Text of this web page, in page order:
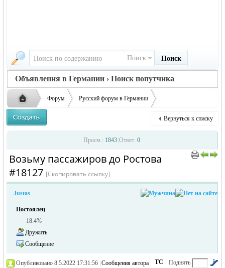
Поиск Поиск
Объявления в Германии › Поиск попутчика
жизнь и
Форум Русский форум в Германии
Объявления в Германии
› ›
Возьму пассажиров до Ростова
Вернуться к списку
Просм.: 1843 Ответ: 0
Возьму пассажиров до Ростова
#18127 [Скопировать ссылку]
Justas
Постоялец
18.4%
Дружить
Сообщение
Поднять
ТС
Опубликовано 8.5.2022 17:31:56 Сообщения автора